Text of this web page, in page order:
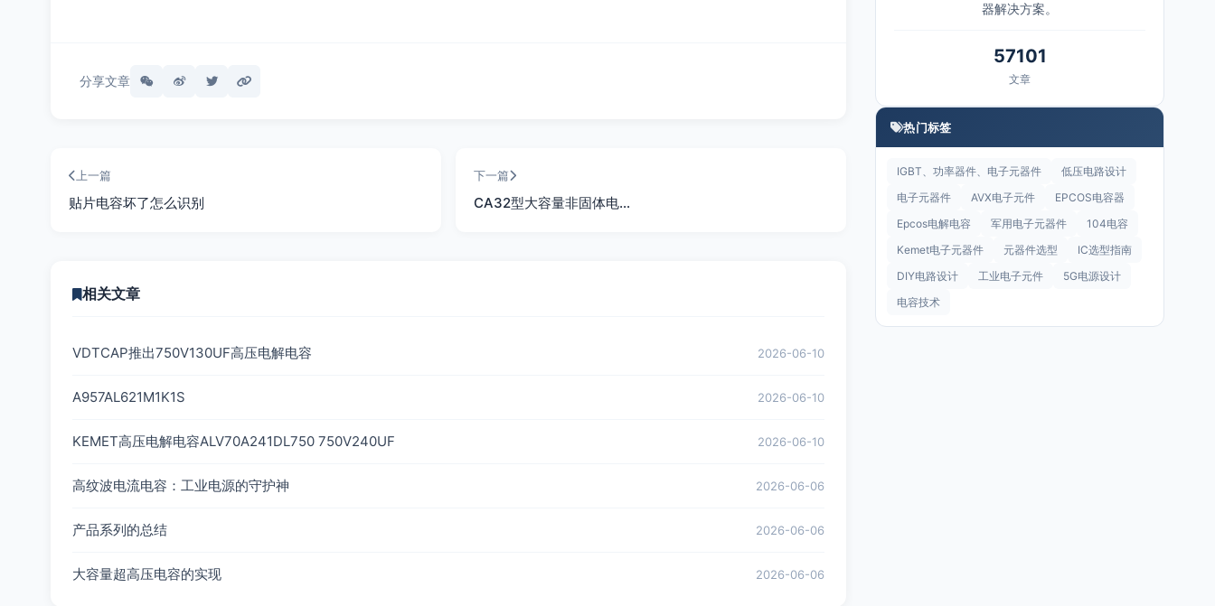
分享文章
上一篇
贴片电容坏了怎么识别
下一篇
CA32型大容量非固体电…
相关文章
VDTCAP推出750V130UF高压电解电容 2026-06-10
A957AL621M1K1S 2026-06-10
KEMET高压电解电容ALV70A241DL750 750V240UF 2026-06-10
高纹波电流电容：工业电源的守护神 2026-06-06
产品系列的总结 2026-06-06
大容量超高压电容的实现 2026-06-06
器解决方案。
57101
文章
热门标签
IGBT、功率器件、电子元器件
低压电路设计
电子元器件
AVX电子元件
EPCOS电容器
Epcos电解电容
军用电子元器件
104电容
Kemet电子元器件
元器件选型
IC选型指南
DIY电路设计
工业电子元件
5G电源设计
电容技术